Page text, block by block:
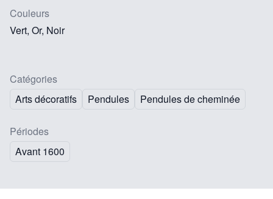
Couleurs
Vert, Or, Noir
Catégories
Arts décoratifs
Pendules Pendules de cheminée
Périodes
Avant 1600